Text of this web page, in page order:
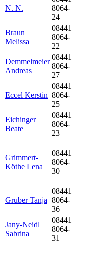
N. N.
8064-
24
Braun
Melissa
08441
8064-
22
Demmelmeier
Andreas
08441
8064-
27
Eccel Kerstin
08441
8064-
25
Eichinger
Beate
08441
8064-
23
Grimmert-
Köthe Lena
08441
8064-
30
Gruber Tanja
08441
8064-
36
Jany-Neidl
Sabrina
08441
8064-
31